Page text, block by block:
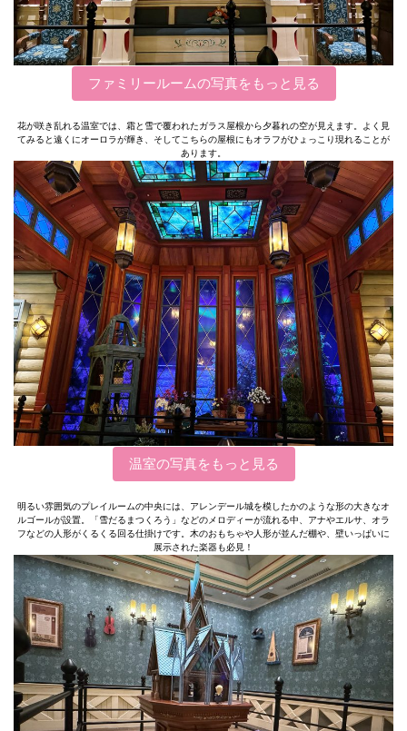
ファミリールームの写真をもっと見る
花が咲き乱れる温室では、霜と雪で覆われたガラス屋根から夕暮れの空が見えます。よく見
てみると遠くにオーロラが輝き、そしてこちらの屋根にもオラフがひょっこり現れることが
あります。
温室の写真をもっと見る
明るい雰囲気のプレイルームの中央には、アレンデール城を模したかのような形の大きなオ
ルゴールが設置。「雪だるまつくろう」などのメロディーが流れる中、アナやエルサ、オラ
フなどの人形がくるくる回る仕掛けです。木のおもちゃや人形が並んだ棚や、壁いっぱいに
展示された楽器も必見！